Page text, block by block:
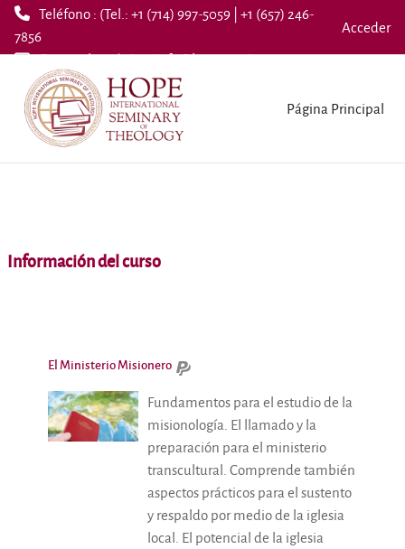
Teléfono : (Tel.: +1 (714) 997-5059 | +1 (657) 246-
7856
Correo electrónico :info@hopeseminary.org
Acceder
Página Principal
Información del curso
El Ministerio Misionero
Fundamentos para el estudio de la
misionología. El llamado y la
preparación para el ministerio
transcultural. Comprende también
aspectos prácticos para el sustento
y respaldo por medio de la iglesia
local. El potencial de la iglesia